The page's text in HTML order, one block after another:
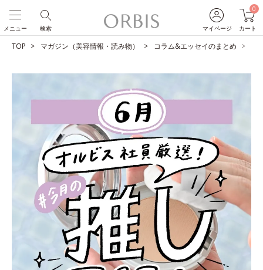
マイページ
0
カート
検索
メニュー
TOP マガジン（美容情報・読み物） コラム&エッセイのまとめ